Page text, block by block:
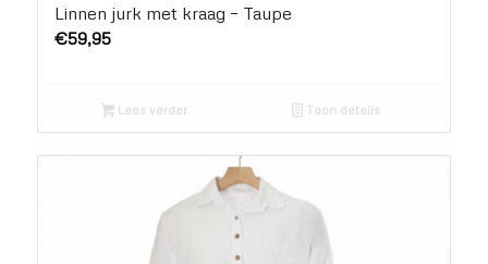
Linnen jurk met kraag – Taupe
€59,95
Lees verder Toon details